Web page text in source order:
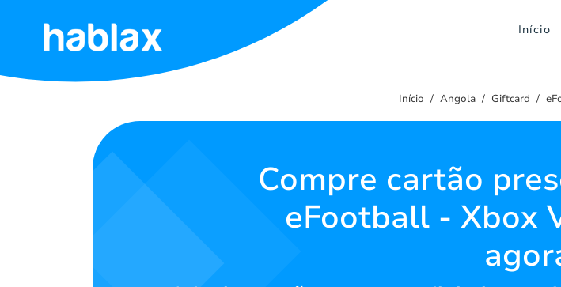
Início
Início
Início Angola Giftcard
Compre cartão
eFootball - Xbox